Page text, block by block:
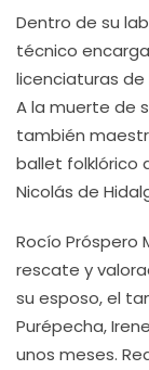
Dentro de su
técnico
licenciaturas de
A la muerte de
también
ballet folklórico
Nicolás de
Rocío Próspero
rescate y
su esposo, el
Purépecha,
unos meses.